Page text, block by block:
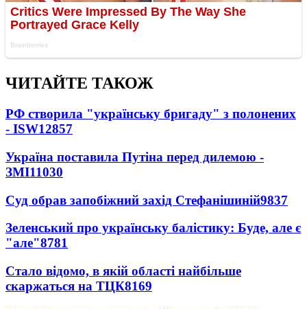
ЧИТАЙТЕ ТАКОЖ
РФ створила "українську бригаду" з полонених
- ISW12857
Україна поставила Путіна перед дилемою -
ЗМІ11030
Суд обрав запобіжний захід Стефанішиній9837
Зеленський про українську балістику: Буде, але є
"але"8781
Стало відомо, в якій області найбільше
скаржаться на ТЦК8169